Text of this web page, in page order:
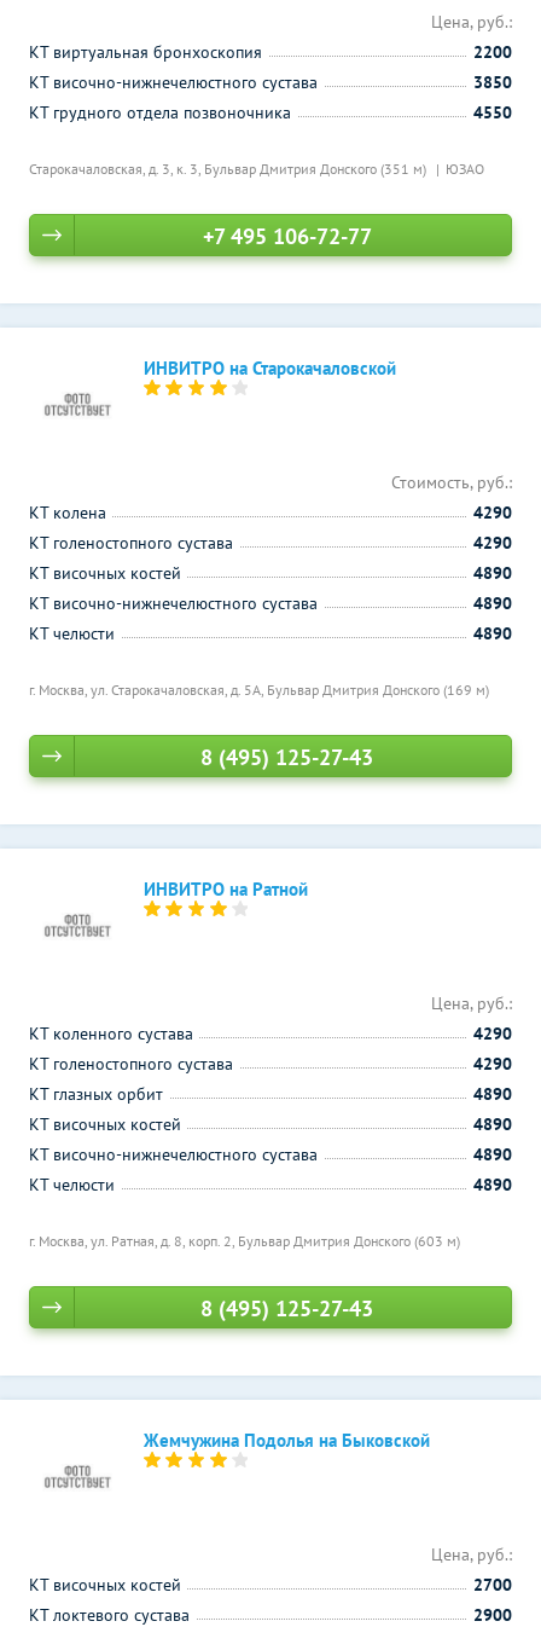
Старокачаловская, д. 3, к. 3, Бульвар Дмитрия Донского (351 м) ЮЗАО
Цена, руб.:
КТ виртуальная бронхоскопия
2200
КТ височно-нижнечелюстного сустава
3850
КТ грудного отдела позвоночника
4550
+7 495 106-72-77
ИНВИТРО на Старокачаловской
г. Москва, ул. Старокачаловская, д. 5А, Бульвар Дмитрия Донского (169 м)
Стоимость, руб.:
КТ колена
4290
КТ голеностопного сустава
4290
КТ височных костей
4890
КТ височно-нижнечелюстного сустава
4890
КТ челюсти
4890
8 (495) 125-27-43
ИНВИТРО на Ратной
г. Москва, ул. Ратная, д. 8, корп. 2, Бульвар Дмитрия Донского (603 м)
Цена, руб.:
КТ коленного сустава
4290
КТ голеностопного сустава
4290
КТ глазных орбит
4890
КТ височных костей
4890
КТ височно-нижнечелюстного сустава
4890
КТ челюсти
4890
8 (495) 125-27-43
Жемчужина Подолья на Быковской
Цена, руб.:
КТ височных костей
2700
КТ локтевого сустава
2900